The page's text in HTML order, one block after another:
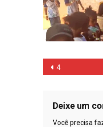
Post
4
Deixe um
Você precisa